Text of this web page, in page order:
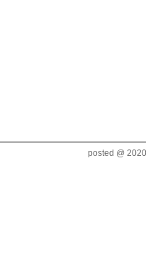
posted @